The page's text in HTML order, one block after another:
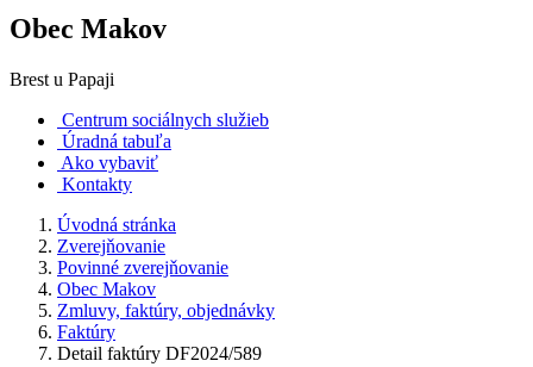
Obec Makov
Brest u Papaji
Centrum sociálnych služieb
Úradná tabuľa
Ako vybaviť
Kontakty
Úvodná stránka
Zverejňovanie
Povinné zverejňovanie
Obec Makov
Zmluvy, faktúry, objednávky
Faktúry
Detail faktúry DF2024/589